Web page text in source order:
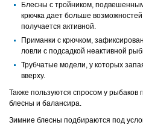
Блесны с тройником,
крючка дает больше
получается активной.
Приманки с крючком,
ловли с подсадкой неактивной
Трубчатые модели, у которых
вверху.
Также пользуются спросом у рыбаков
блесны и балансира.
Зимние блесны подбираются под